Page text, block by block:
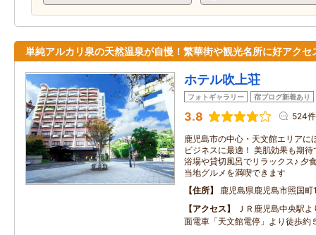
単純アルカリ泉の天然温泉が自慢！繁華街や観光名所に好アク
ホテル吹上荘
フォトギャラリー 宿ブログ新着あり
3.8 524件
鹿児島市の中心・天文館エリアに
ビジネスに最適！ 美肌効果も期
浴場や貸切風呂でリラックス♪ 夕
当地グルメを満喫できます
住所
鹿児島県鹿児島市照国
アクセス
ＪＲ鹿児島中央駅
面電車「天文館電停」より徒歩約